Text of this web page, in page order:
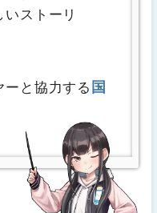
ストーリ
ーと協力する 国